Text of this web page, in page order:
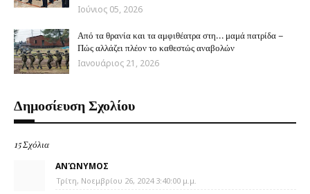
Ιούνιος 05, 2026
Από τα θρανία και τα αμφιθέατρα στη… μαμά πατρίδα –
Πώς αλλάζει πλέον το καθεστώς αναβολών
Ιανουάριος 21, 2026
Δημοσίευση Σχολίου
15 Σχόλια
ΑΝΏΝΥΜΟΣ
Τρίτη, Νοεμβρίου 26, 2024 3:40:00 μ.μ.